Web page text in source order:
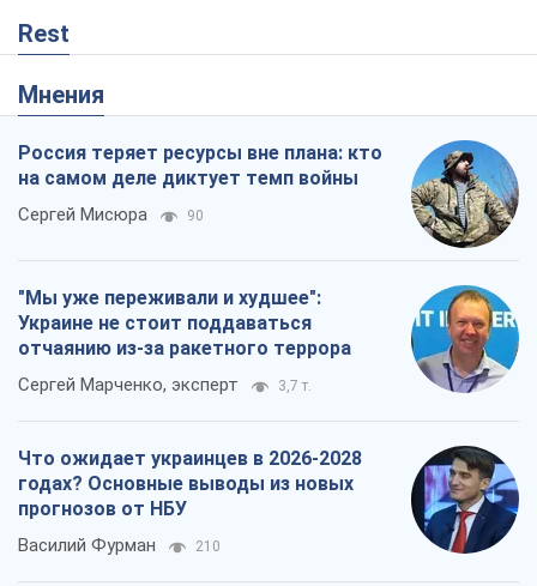
Rest
Мнения
Россия теряет ресурсы вне плана: кто
на самом деле диктует темп войны
Сергей Мисюра 90
"Мы уже переживали и худшее":
Украине не стоит поддаваться
отчаянию из-за ракетного террора
Сергей Марченко, эксперт 3,7 т.
Что ожидает украинцев в 2026-2028
годах? Основные выводы из новых
прогнозов от НБУ
Василий Фурман 210